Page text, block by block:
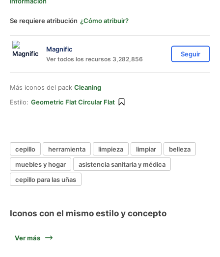
Se requiere atribución ¿Cómo atribuir?
Magnific
Ver todos los recursos 3,282,856
Seguir
Más iconos del pack Cleaning
Estilo: Geometric Flat Circular Flat
cepillo herramienta limpieza limpiar
belleza
muebles y hogar
asistencia sanitaria y médica
cepillo para las uñas
Iconos con el mismo estilo y concepto
Ver más